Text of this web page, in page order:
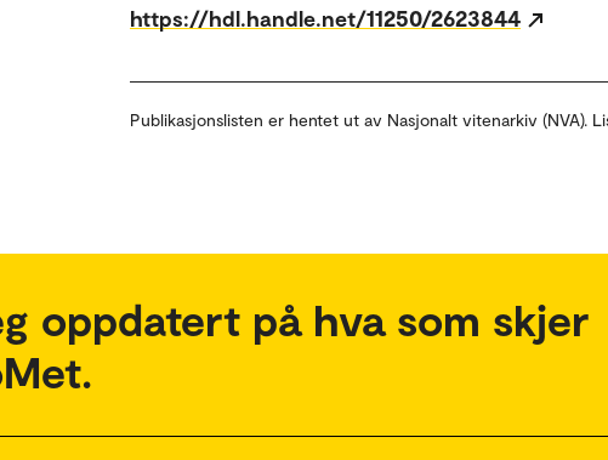
https://hdl.handle.net/11250/2623844
Publikasjonslisten er hentet ut av Nasjonalt vitenarkiv (NVA).
oppdatert på hva som skjer